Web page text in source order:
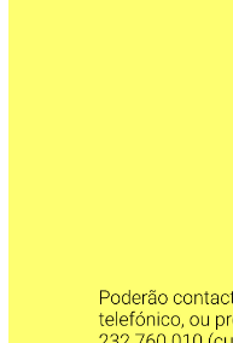
ASSOL apresenta os
pelo Conselho Fiscal e
25 MARÇO 2026